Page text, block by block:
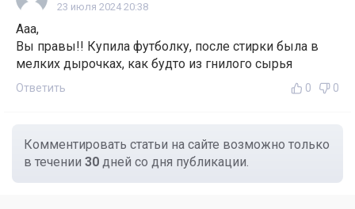
23 июля 2024 20:38
Aaa,
Вы правы!! Купила футболку, после стирки была в
мелких дырочках, как будто из гнилого сырья
Ответить 0 0
Комментировать статьи на сайте возможно только
в течении 30 дней со дня публикации.